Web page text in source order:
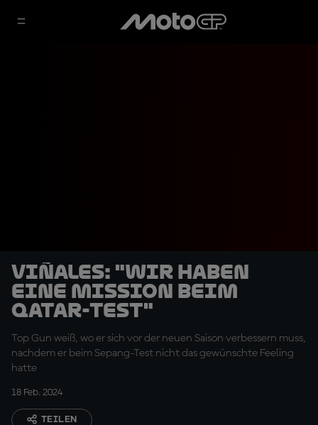
Viñales: "Wir haben
eine Mission beim
Qatar-Test"
Top Gun weiß, wo er sich vor der neuen Saison verbessern muss,
nachdem er beim Sepang-Test nicht das gewünschte Feeling
hatte
18 Feb. 2024
TEILEN